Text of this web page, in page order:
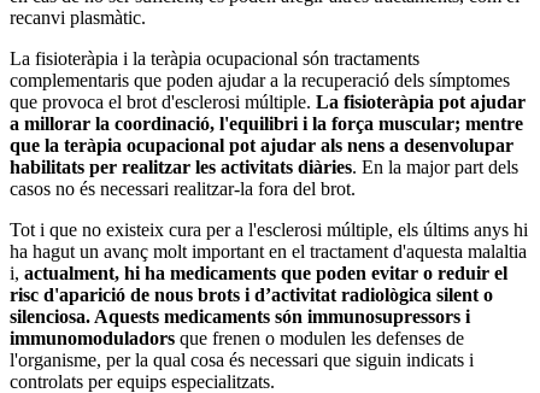
recanvi plasmàtic.
La fisioteràpia i la teràpia ocupacional són tractaments
complementaris que poden ajudar a la recuperació dels símptomes
que provoca el brot d'esclerosi múltiple. La fisioteràpia pot ajudar
a millorar la coordinació, l'equilibri i la força muscular; mentre
que la teràpia ocupacional pot ajudar als nens a desenvolupar
habilitats per realitzar les activitats diàries. En la major part dels
casos no és necessari realitzar-la fora del brot.
Tot i que no existeix cura per a l'esclerosi múltiple, els últims anys hi
ha hagut un avanç molt important en el tractament d'aquesta malaltia
i, actualment, hi ha medicaments que poden evitar o reduir el
risc d'aparició de nous brots i d’activitat radiològica silent o
silenciosa. Aquests medicaments són immunosupressors i
immunomoduladors que frenen o modulen les defenses de
l'organisme, per la qual cosa és necessari que siguin indicats i
controlats per equips especialitzats.